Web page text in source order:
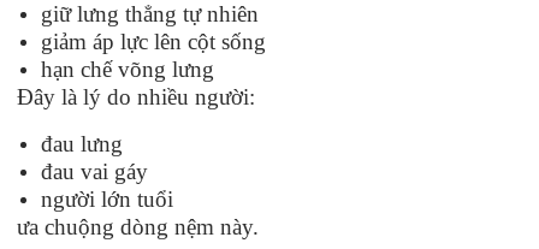
giữ lưng thẳng tự nhiên
giảm áp lực lên cột sống
hạn chế võng lưng
Đây là lý do nhiều người:
đau lưng
đau vai gáy
người lớn tuổi
ưa chuộng dòng nệm này.